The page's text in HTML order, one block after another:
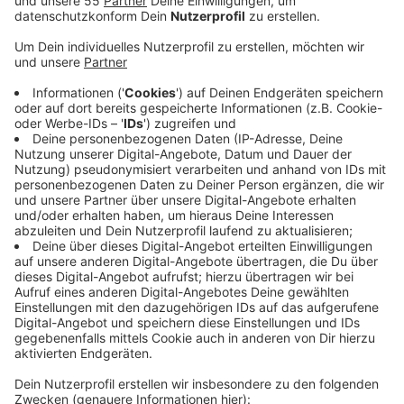
Letztmalig konnte dieses Angebot gestern in
Videosprechstunde sollten die Praxen der Kinderärzte
sowie die ambulanten Notdienstpraxen in unserer
Region entlastet werden. Demnach wurden seit dem
2. Dezember letzten Jahres mehr als 1.800
Sprechstunden per Video durchgeführt. Fast der
Hälfte der Anrufenden hätte abschließend geholfen
werden können, ein Viertel sei auf die regulären
Öffnungszeiten der niedergelassenen Ärzte verwiesen
und nur 14 Prozent zum Besuch einer
Kindernotdienstpraxis geraten worden. Aktuell werde
ein dauerhaftes Angebot und eine Ausweitung auf
andere Bereiche der Akut- und Notfallversorgung
geprüft, heißt es von der Kassenärztlichen
Vereinigung.